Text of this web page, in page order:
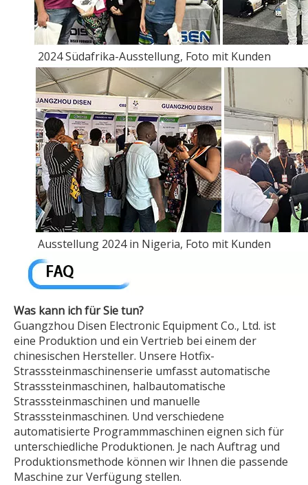
2024 Südafrika-Ausstellung, Foto mit Kunden
Ausstellung 2024 in Nigeria, Foto mit Kunden
Was kann ich für Sie tun?
Guangzhou Disen Electronic Equipment Co., Ltd. ist
eine Produktion und ein Vertrieb bei einem der
chinesischen Hersteller. Unsere Hotfix-
Strasssteinmaschinenserie umfasst automatische
Strasssteinmaschinen, halbautomatische
Strasssteinmaschinen und manuelle
Strasssteinmaschinen. Und verschiedene
automatisierte Programmmaschinen eignen sich für
unterschiedliche Produktionen. Je nach Auftrag und
Produktionsmethode können wir Ihnen die passende
Maschine zur Verfügung stellen.